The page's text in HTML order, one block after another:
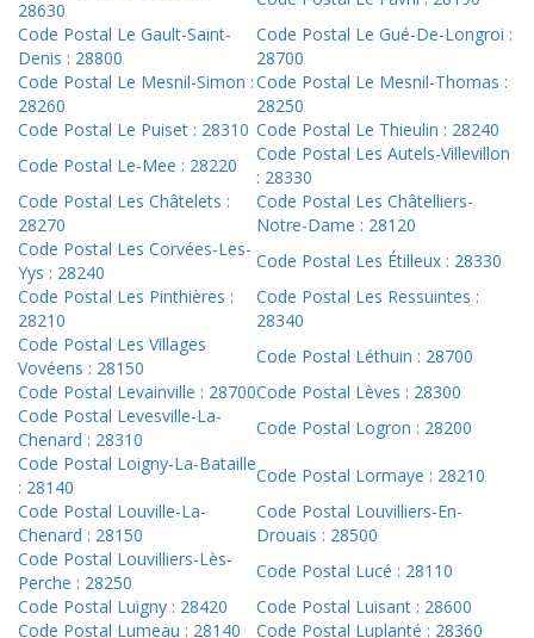
28630
Code Postal Le Gault-Saint-
Denis : 28800
Code Postal Le Gué-De-Longroi :
28700
Code Postal Le Mesnil-Simon :
28260
Code Postal Le Mesnil-Thomas :
28250
Code Postal Le Puiset : 28310 Code Postal Le Thieulin : 28240
Code Postal Le-Mee : 28220
Code Postal Les Autels-Villevillon
: 28330
Code Postal Les Châtelets :
28270
Code Postal Les Châtelliers-
Notre-Dame : 28120
Code Postal Les Corvées-Les-
Yys : 28240
Code Postal Les Étilleux : 28330
Code Postal Les Pinthières :
28210
Code Postal Les Ressuintes :
28340
Code Postal Les Villages
Vovéens : 28150
Code Postal Léthuin : 28700
Code Postal Levainville : 28700Code Postal Lèves : 28300
Code Postal Levesville-La-
Chenard : 28310
Code Postal Logron : 28200
Code Postal Loigny-La-Bataille
: 28140
Code Postal Lormaye : 28210
Code Postal Louville-La-
Chenard : 28150
Code Postal Louvilliers-En-
Drouais : 28500
Code Postal Louvilliers-Lès-
Perche : 28250
Code Postal Lucé : 28110
Code Postal Luigny : 28420
Code Postal Luisant : 28600
Code Postal Lumeau : 28140
Code Postal Luplanté : 28360